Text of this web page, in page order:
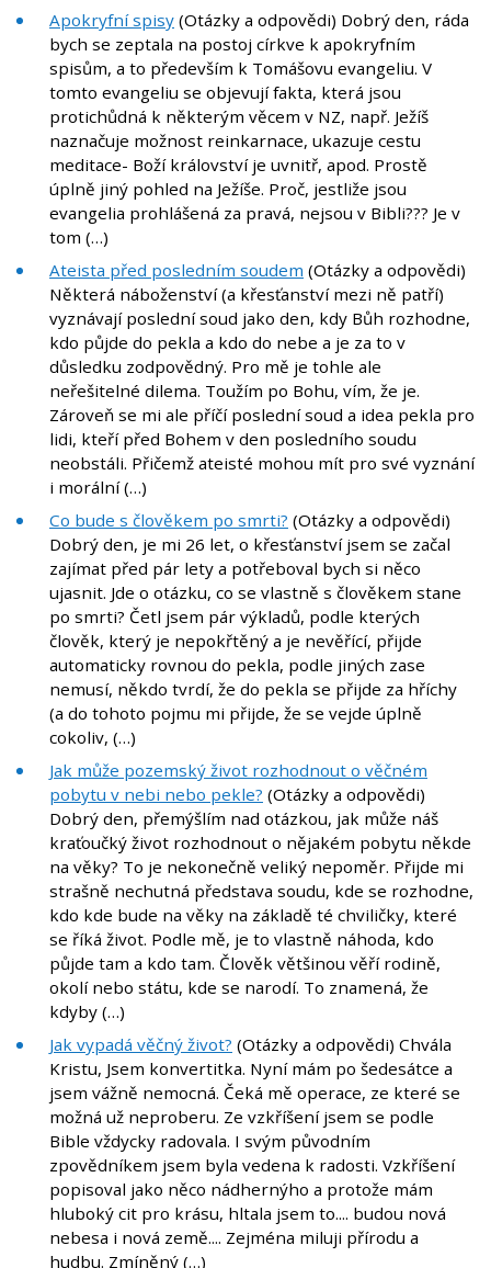
Apokryfní spisy (Otázky a odpovědi) Dobrý den, ráda
bych se zeptala na postoj církve k apokryfním
spisům, a to především k Tomášovu evangeliu. V
tomto evangeliu se objevují fakta, která jsou
protichůdná k některým věcem v NZ, např. Ježíš
naznačuje možnost reinkarnace, ukazuje cestu
meditace- Boží království je uvnitř, apod. Prostě
úplně jiný pohled na Ježíše. Proč, jestliže jsou
evangelia prohlášená za pravá, nejsou v Bibli??? Je v
tom (…)
Ateista před posledním soudem (Otázky a odpovědi)
Některá náboženství (a křesťanství mezi ně patří)
vyznávají poslední soud jako den, kdy Bůh rozhodne,
kdo půjde do pekla a kdo do nebe a je za to v
důsledku zodpovědný. Pro mě je tohle ale
neřešitelné dilema. Toužím po Bohu, vím, že je.
Zároveň se mi ale příčí poslední soud a idea pekla pro
lidi, kteří před Bohem v den posledního soudu
neobstáli. Přičemž ateisté mohou mít pro své vyznání
i morální (…)
Co bude s člověkem po smrti? (Otázky a odpovědi)
Dobrý den, je mi 26 let, o křesťanství jsem se začal
zajímat před pár lety a potřeboval bych si něco
ujasnit. Jde o otázku, co se vlastně s člověkem stane
po smrti? Četl jsem pár výkladů, podle kterých
člověk, který je nepokřtěný a je nevěřící, přijde
automaticky rovnou do pekla, podle jiných zase
nemusí, někdo tvrdí, že do pekla se přijde za hříchy
(a do tohoto pojmu mi přijde, že se vejde úplně
cokoliv, (…)
Jak může pozemský život rozhodnout o věčném
pobytu v nebi nebo pekle? (Otázky a odpovědi)
Dobrý den, přemýšlím nad otázkou, jak může náš
kraťoučký život rozhodnout o nějakém pobytu někde
na věky? To je nekonečně veliký nepoměr. Přijde mi
strašně nechutná představa soudu, kde se rozhodne,
kdo kde bude na věky na základě té chviličky, které
se říká život. Podle mě, je to vlastně náhoda, kdo
půjde tam a kdo tam. Člověk většinou věří rodině,
okolí nebo státu, kde se narodí. To znamená, že
kdyby (…)
Jak vypadá věčný život? (Otázky a odpovědi) Chvála
Kristu, Jsem konvertitka. Nyní mám po šedesátce a
jsem vážně nemocná. Čeká mě operace, ze které se
možná už neproberu. Ze vzkříšení jsem se podle
Bible vždycky radovala. I svým původním
zpovědníkem jsem byla vedena k radosti. Vzkříšení
popisoval jako něco nádhernýho a protože mám
hluboký cit pro krásu, hltala jsem to.... budou nová
nebesa i nová země.... Zejména miluji přírodu a
hudbu. Zmíněný (…)